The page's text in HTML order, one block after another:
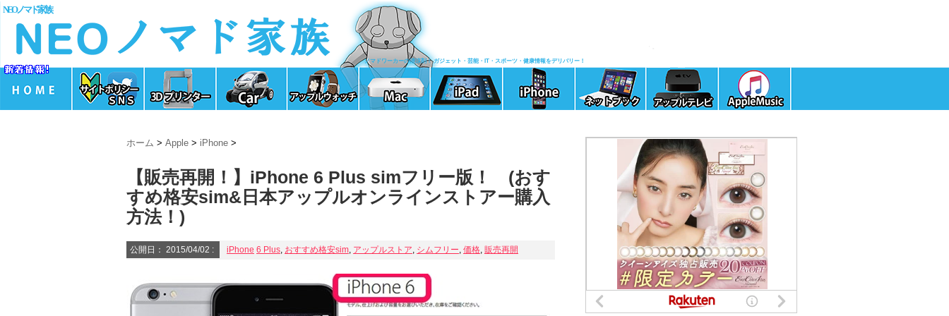
NEOノマド家族
ノマドワーカーの清涼剤！ ガジェット・芸能・IT・スポーツ・健康情報をデリバリー！
ホーム > Apple > iPhone >
【販売再開！】iPhone 6 Plus simフリー版！ (おす
すめ格安sim&日本アップルオンラインストアー購入
方法！)
公開日： 2015/04/02 : iPhone 6 Plus, おすすめ格安sim, アップルストア, シムフリー, 価格, 販売再開